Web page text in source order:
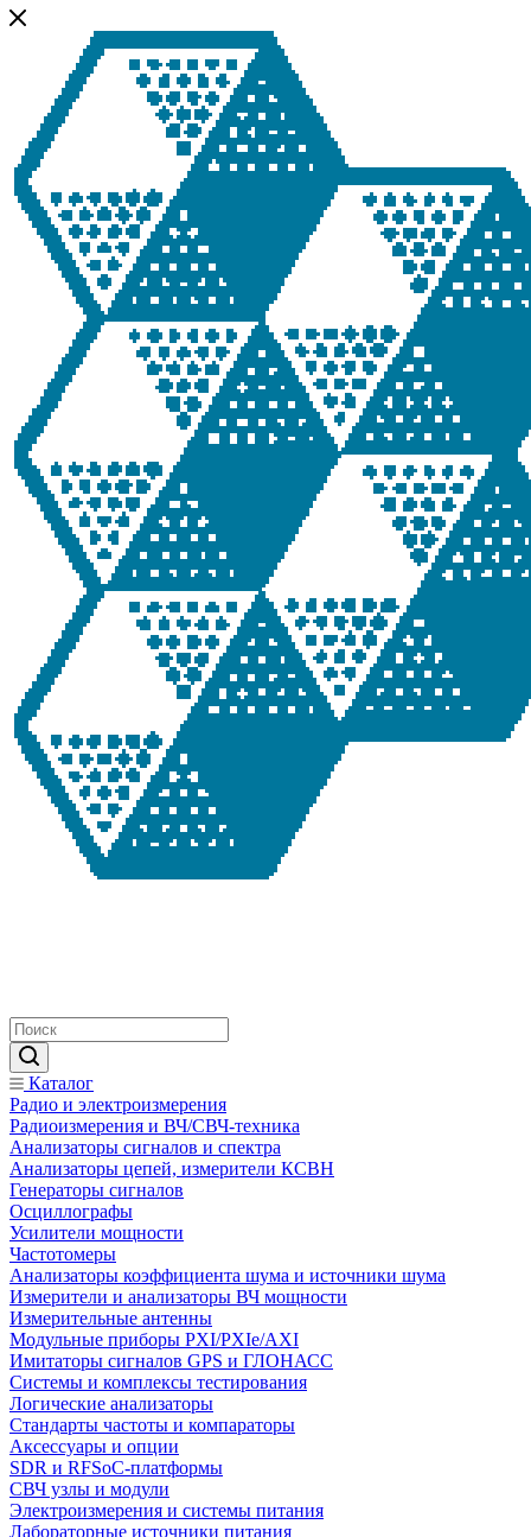
Каталог
Радио и электроизмерения
Радиоизмерения и ВЧ/СВЧ-техника
Анализаторы сигналов и спектра
Анализаторы цепей, измерители КСВН
Генераторы сигналов
Осциллографы
Усилители мощности
Частотомеры
Анализаторы коэффициента шума и источники шума
Измерители и анализаторы ВЧ мощности
Измерительные антенны
Модульные приборы PXI/PXIe/AXI
Имитаторы сигналов GPS и ГЛОНАСС
Системы и комплексы тестирования
Логические анализаторы
Стандарты частоты и компараторы
Аксессуары и опции
SDR и RFSoC‑платформы
СВЧ узлы и модули
Электроизмерения и системы питания
Лабораторные источники питания